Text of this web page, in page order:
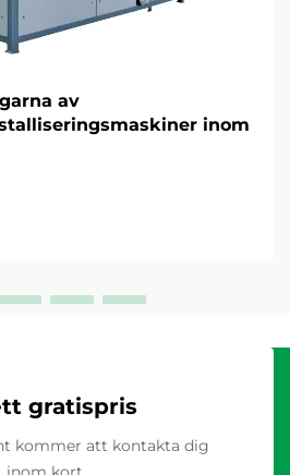
av
inom
gratispris
kommer att kontakta dig